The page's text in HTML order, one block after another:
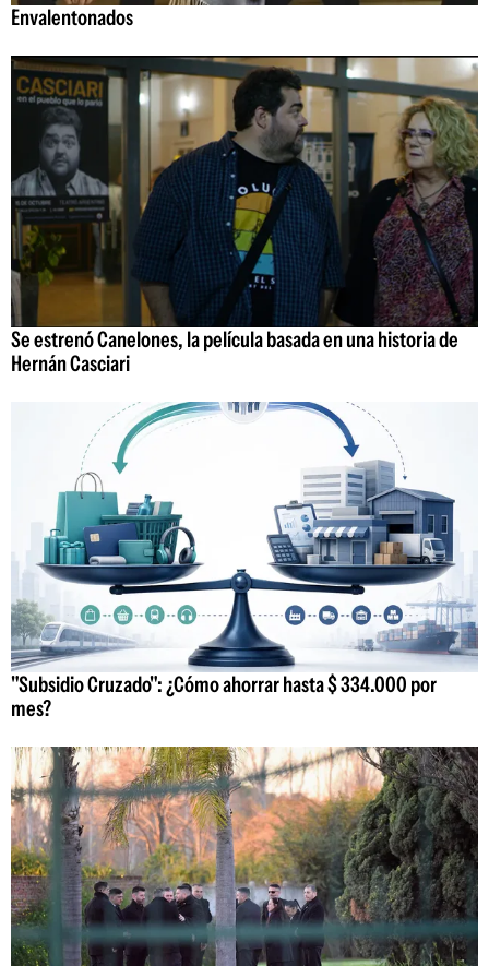
Envalentonados
Se estrenó Canelones, la película basada en una historia de
Hernán Casciari
"Subsidio Cruzado": ¿Cómo ahorrar hasta $ 334.000 por
mes?